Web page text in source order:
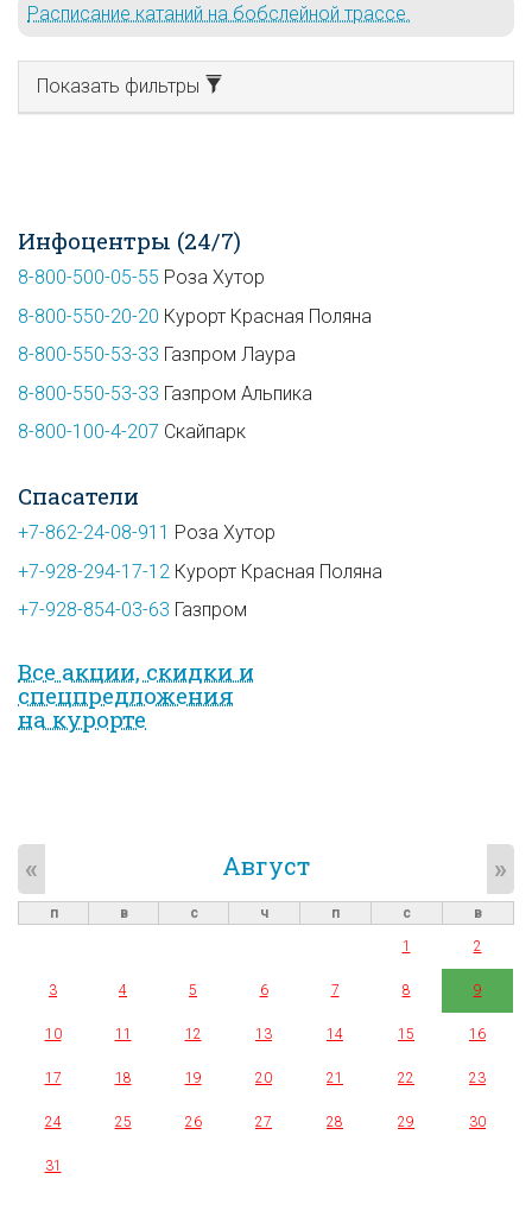
Расписание катаний на бобслейной трассе.
Показать фильтры
Инфоцентры (24/7)
8-800-500-05-55 Роза Хутор
8-800-550-20-20 Курорт Красная Поляна
8-800-550-53-33 Газпром Лаура
8-800-550-53-33 Газпром Альпика
8-800-100-4-207 Скайпарк
Спасатели
+7-862-24-08-911 Роза Хутор
+7-928-294-17-12 Курорт Красная Поляна
+7-928-854-03-63 Газпром
Все акции, скидки и
спец­предложе­ния
на курорте
Август
« »
п в с ч п с
в
1
2
3 4 5 6 7 8 9
10 11 12 13 14 15 16
17 18 19 20 21 22 23
24 25 26 27 28 29 30
31